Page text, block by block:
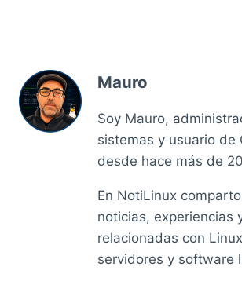
Mauro
Soy Mauro,
sistemas y usuario de
desde hace más de
En NotiLinux
noticias, experiencias
relacionadas con
servidores y software